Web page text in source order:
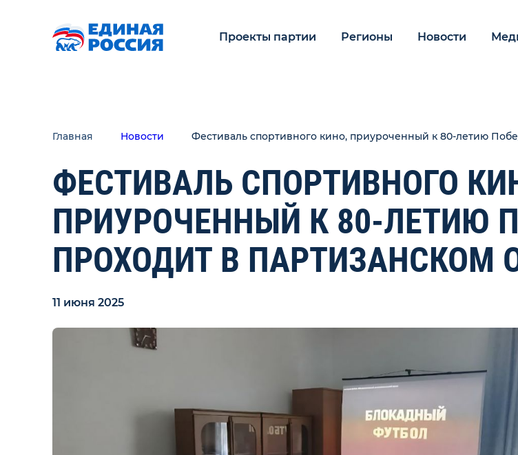
Проекты партии Регионы Новости
Главная Новости Фестиваль спортивного кино, приуроченный к 80-летию
ФЕСТИВАЛЬ СПОРТИВНОГО
ПРИУРОЧЕННЫЙ К 80-ЛЕТИЮ
ПРОХОДИТ В ПАРТИЗАНСКОМ
11 июня 2025